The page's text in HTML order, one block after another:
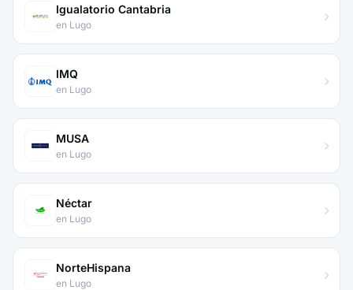
Igualatorio Cantabria
en Lugo
IMQ
en Lugo
MUSA
en Lugo
Néctar
en Lugo
NorteHispana
en Lugo